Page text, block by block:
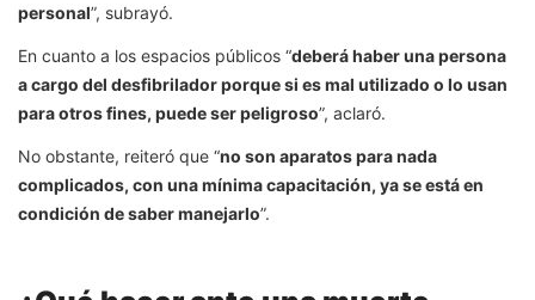
personal”, subrayó.
En cuanto a los espacios públicos “deberá haber una persona
a cargo del desfibrilador porque si es mal utilizado o lo usan
para otros fines, puede ser peligroso”, aclaró.
No obstante, reiteró que “no son aparatos para nada
complicados, con una mínima capacitación, ya se está en
condición de saber manejarlo”.